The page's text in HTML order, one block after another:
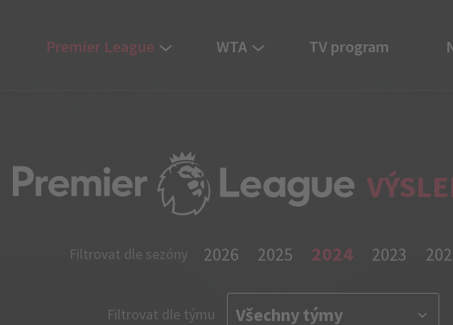
Premier League WTA TV program
Filtrovat dle sezóny 2026 2025 2024 2023
Filtrovat dle týmu